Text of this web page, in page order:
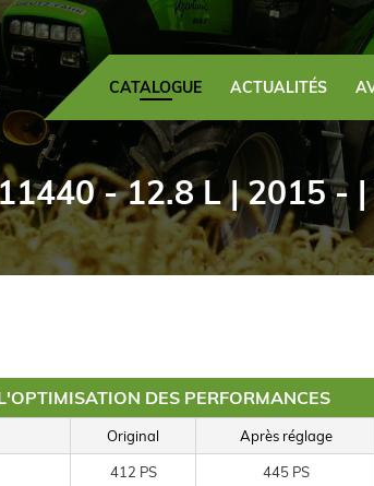
CATALOGUE ACTUALITÉS
- 12.8 L | 2015 - |
DES PERFORMANCES
Original Après réglage
412 PS 445 PS